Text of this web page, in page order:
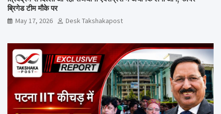
ब्रिगेड टीम मौके पर
May 17, 2026 Desk Takshakapost